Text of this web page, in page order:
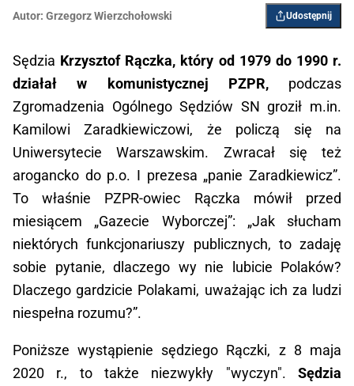
Autor: Grzegorz Wierzchołowski Udostępnij
Sędzia Krzysztof Rączka, który od 1979 do 1990 r.
działał w komunistycznej PZPR,podczas
Zgromadzenia Ogólnego Sędziów SN groził m.in.
Kamilowi Zaradkiewiczowi, że policzą się na
Uniwersytecie Warszawskim. Zwracał się też
arogancko do p.o. I prezesa „panie Zaradkiewicz”.
To właśnie PZPR-owiec Rączka mówił przed
miesiącem „Gazecie Wyborczej”: „Jak słucham
niektórych funkcjonariuszy publicznych, to zadaję
sobie pytanie, dlaczego wy nie lubicie Polaków?
Dlaczego gardzicie Polakami, uważając ich za ludzi
niespełna rozumu?”.
Poniższe wystąpienie sędziego Rączki, z 8 maja
2020 r., to także niezwykły "wyczyn". Sędzia